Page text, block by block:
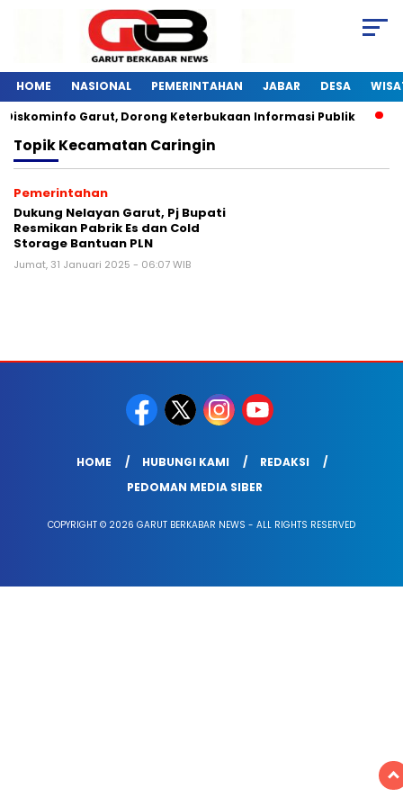
HOME NASIONAL PEMERINTAHAN JABAR DESA
Garut, Dorong Keterbukaan Informasi Publik
TopikKecamatan Caringin
Pemerintahan
Dukung Nelayan Garut, Pj Bupati
Resmikan Pabrik Es dan Cold
Storage Bantuan PLN
Jumat, 31 Januari 2025 - 06:07 WIB
HOME HUBUNGI KAMI
REDAKSI
PEDOMAN MEDIA SIBER
COPYRIGHT © 2026 GARUT BERKABAR NEWS - ALL RIGHTS RESERVED